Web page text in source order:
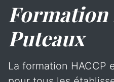
Formation
Puteaux
La formation HACCP